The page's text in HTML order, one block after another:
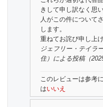
きして申し訳なく思
人がこの件について
します。
重ねてお詫び申し上げ
ジェフリー・テイラ
住）による投稿（
このレビューは参考
はいいえ